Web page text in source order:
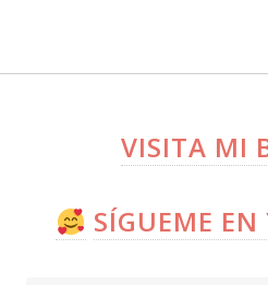
VISITA MI
SÍGUEME